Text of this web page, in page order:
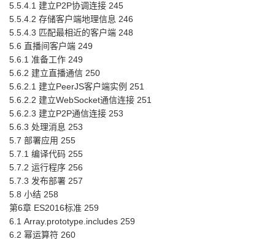
5.5.4.1 建立P2P协调连接 245
5.5.4.2 存储客户端地理信息 246
5.5.4.3 匹配最相近的客户端 248
5.6 直播间客户端 249
5.6.1 准备工作 249
5.6.2 建立直播通信 250
5.6.2.1 建立PeerJS客户端实例 251
5.6.2.2 建立WebSocket通信连接 251
5.6.2.3 建立P2P通信连接 253
5.6.3 处理消息 253
5.7 部署应用 255
5.7.1 编译代码 255
5.7.2 运行程序 256
5.7.3 发布部署 257
5.8 小结 258
第6章 ES2016标准 259
6.1 Array.prototype.includes 259
6.2 幂运算符 260